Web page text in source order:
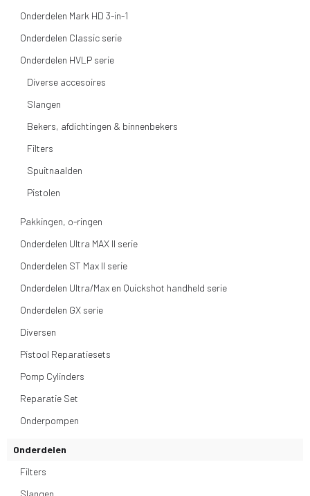
Onderdelen Mark HD 3-in-1
Onderdelen Classic serie
Onderdelen HVLP serie
Diverse accesoires
Slangen
Bekers, afdichtingen & binnenbekers
Filters
Spuitnaalden
Pistolen
Pakkingen, o-ringen
Onderdelen Ultra MAX II serie
Onderdelen ST Max II serie
Onderdelen Ultra/Max en Quickshot handheld serie
Onderdelen GX serie
Diversen
Pistool Reparatiesets
Pomp Cylinders
Reparatie Set
Onderpompen
Onderdelen
Filters
Slangen